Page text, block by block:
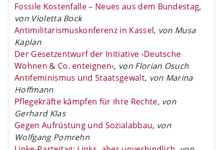
Fossile Kostenfalle – Neues aus dem Bundestag,
von Violetta Bock
Antimilitarismuskonferenz in Kassel, von Musa
Kaplan
Der Gesetzentwurf der Initiative ›Deutsche
Wohnen & Co. enteignen‹, von Florian Osuch
Antifeminismus und Staatsgewalt, von Marina
Hoffmann
Pflegekräfte kämpfen für ihre Rechte, von
Gerhard Klas
Gegen Aufrüstung und Sozialabbau, von
Wolfgang Pomrehn